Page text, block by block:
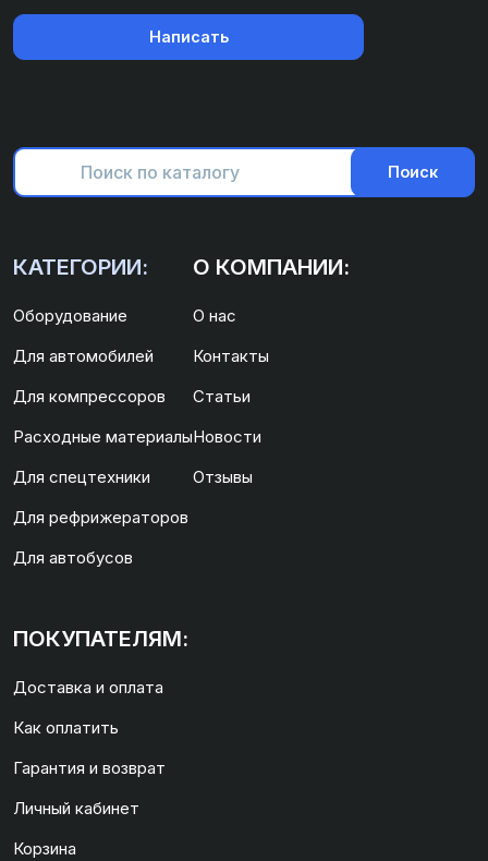
Написать
Поиск
КАТЕГОРИИ:
Оборудование
Для автомобилей
Для компрессоров
Расходные материалы
Для спецтехники
Для рефрижераторов
Для автобусов
О КОМПАНИИ:
О нас
Контакты
Статьи
Новости
Отзывы
ПОКУПАТЕЛЯМ:
Доставка и оплата
Как оплатить
Гарантия и возврат
Личный кабинет
Корзина